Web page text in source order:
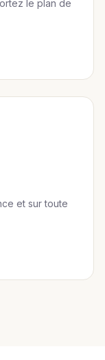
le plan de
et sur toute